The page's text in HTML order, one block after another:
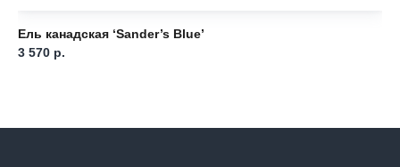
Ель канадская ‘Sander’s Blue’
3 570 р.